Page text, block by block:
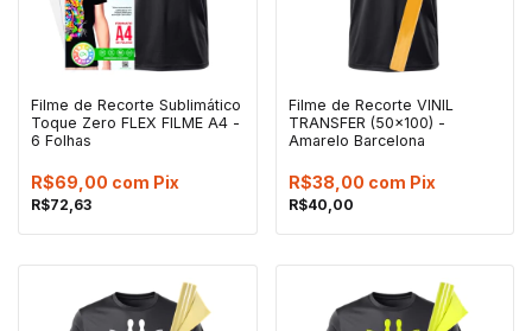
Filme de Recorte Sublimático
Toque Zero FLEX FILME A4 -
6 Folhas
R$72,63
R$69,00 com Pix
Filme de Recorte VINIL
TRANSFER (50x100) -
Amarelo Barcelona
R$40,00
R$38,00 com Pix